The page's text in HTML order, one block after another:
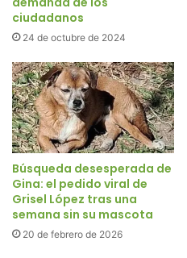
ciudadanos
24 de octubre de 2024
Búsqueda desesperada de
Gina: el pedido viral de
Grisel López tras una
semana sin su mascota
20 de febrero de 2026